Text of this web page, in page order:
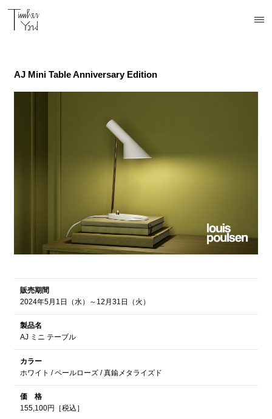
AJ Mini Table Anniversary Edition
販売期間
2024年5月1日（水）～12月31日（火）
製品名
AJ ミニ テーブル
カラー
ホワイト / ペールローズ / 真鍮メタライズド
価 格
155,100円［税込］